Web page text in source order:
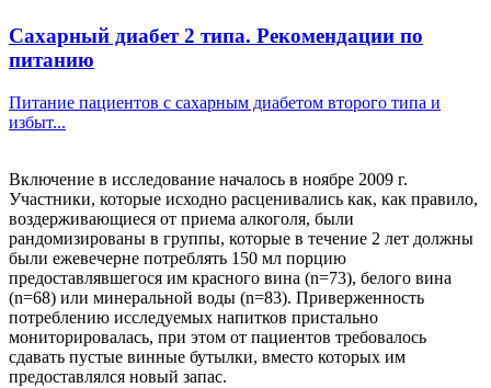
Сахарный диабет 2 типа. Рекомендации по
питанию
Питание пациентов с сахарным диабетом второго типа и
избыт...
Включение в исследование началось в ноябре 2009 г.
Участники, которые исходно расценивались как, как правило,
воздерживающиеся от приема алкоголя, были
рандомизированы в группы, которые в течение 2 лет должны
были ежевечерне потреблять 150 мл порцию
предоставлявшегося им красного вина (n=73), белого вина
(n=68) или минеральной воды (n=83). Приверженность
потреблению исследуемых напитков пристально
мониторировалась, при этом от пациентов требовалось
сдавать пустые винные бутылки, вместо которых им
предоставлялся новый запас.